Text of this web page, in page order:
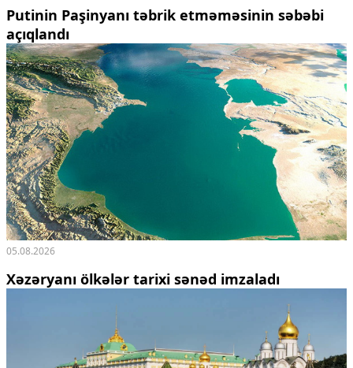
Putinin Paşinyanı təbrik etməməsinin səbəbi
açıqlandı
05.08.2026
Xəzəryanı ölkələr tarixi sənəd imzaladı